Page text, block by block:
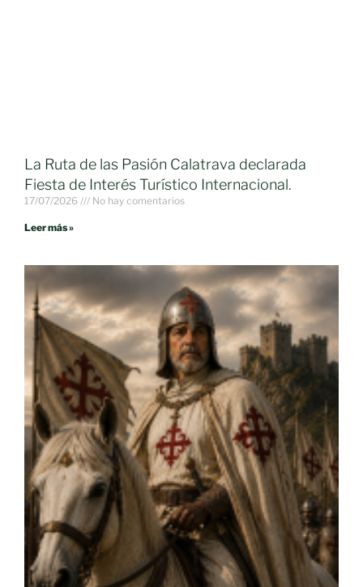
La Ruta de las Pasión Calatrava declarada
Fiesta de Interés Turístico Internacional.
17/07/2026 No hay comentarios
Leer más »